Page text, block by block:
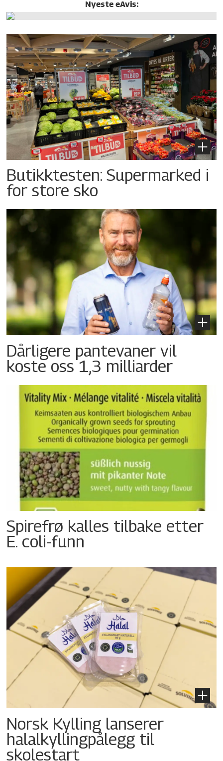
Nyeste eAvis:
Butikktesten: Supermarked i
for store sko
Dårligere pantevaner vil
koste oss 1,3 milliarder
Spirefrø kalles tilbake etter
E. coli-funn
Norsk Kylling lanserer
halalkyllingpålegg til
skolestart